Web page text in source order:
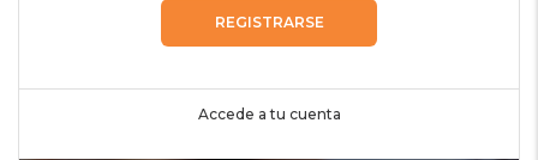
REGISTRARSE
Accede a tu cuenta